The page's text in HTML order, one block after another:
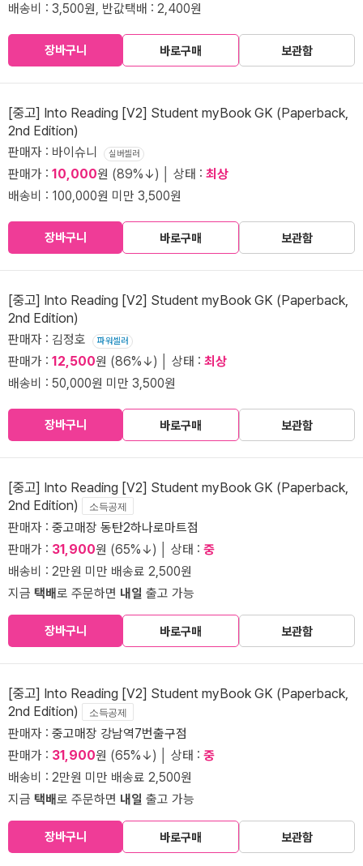
배송비 : 3,500원, 반값택배 : 2,400원
장바구니 바로구매 보관함
[중고] Into Reading [V2] Student myBook GK (Paperback,
2nd Edition)
판매자 : 바이슈니 실버셀러
판매가 : 10,000원 (89%↓) │ 상태 : 최상
배송비 : 100,000원 미만 3,500원
장바구니 바로구매 보관함
[중고] Into Reading [V2] Student myBook GK (Paperback,
2nd Edition)
판매자 : 김정호 파워셀러
판매가 : 12,500원 (86%↓) │ 상태 : 최상
배송비 : 50,000원 미만 3,500원
장바구니 바로구매 보관함
[중고] Into Reading [V2] Student myBook GK (Paperback,
2nd Edition)
소득공제
판매자 : 중고매장 동탄2하나로마트점
판매가 : 31,900원 (65%↓) │ 상태 : 중
배송비 : 2만원 미만 배송료 2,500원
지금 택배로 주문하면 내일 출고 가능
장바구니 바로구매 보관함
[중고] Into Reading [V2] Student myBook GK (Paperback,
2nd Edition)
소득공제
판매자 : 중고매장 강남역7번출구점
판매가 : 31,900원 (65%↓) │ 상태 : 중
배송비 : 2만원 미만 배송료 2,500원
지금 택배로 주문하면 내일 출고 가능
장바구니 바로구매 보관함